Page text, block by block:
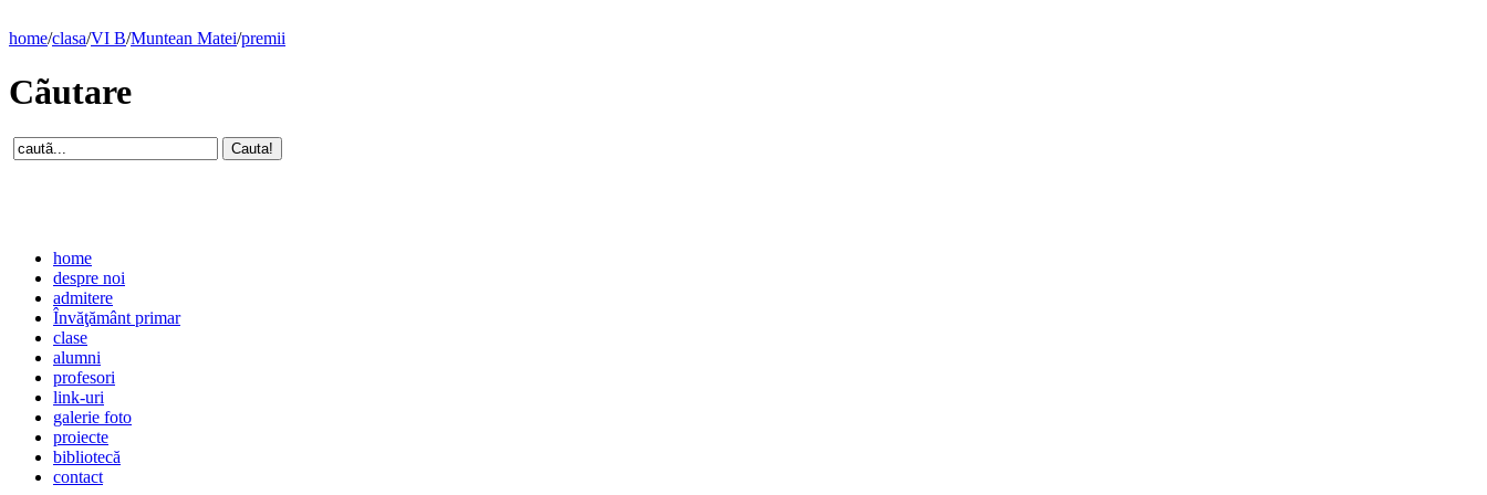
home/clasa/VI B/Muntean Matei/premii
Cãutare
home
despre noi
admitere
Învăţământ primar
clase
alumni
profesori
link-uri
galerie foto
proiecte
bibliotecă
contact